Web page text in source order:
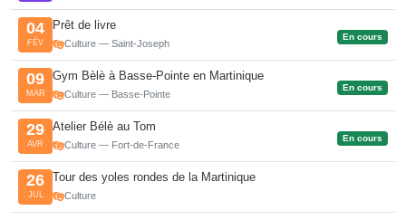
04
FÉV
Prêt de livre
Culture — Saint-Joseph
En cours
09
MAR
Gym Bèlè à Basse-Pointe en Martinique
Culture — Basse-Pointe
En cours
29
AVR
Atelier Bélè au Tom
Culture — Fort-de-France
En cours
26
JUL
Tour des yoles rondes de la Martinique
Culture